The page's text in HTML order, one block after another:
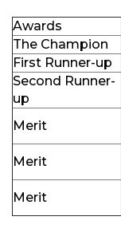
Awards
The Champion
First Runner-up
Second Runner-
up
Merit
Merit
Merit